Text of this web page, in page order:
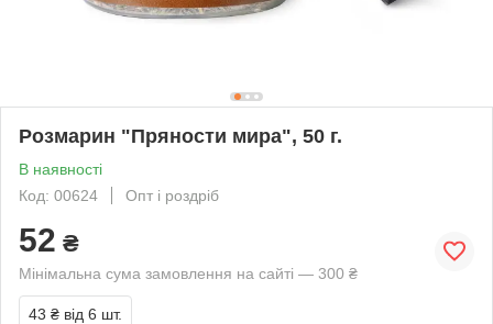
Розмарин "Пряности мира", 50 г.
В наявності
Код: 00624
Опт і роздріб
52 ₴
Мінімальна сума замовлення на сайті — 300 ₴
43 ₴ від 6 шт.